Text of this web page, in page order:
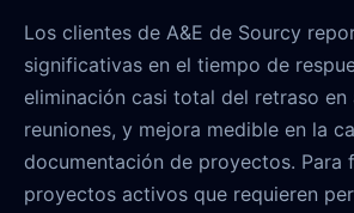
Los clientes de A&E de Sourcy
significativas en el tiempo de
eliminación casi total del retraso en
reuniones, y mejora medible en la
documentación de proyectos. Para
proyectos activos que requieren